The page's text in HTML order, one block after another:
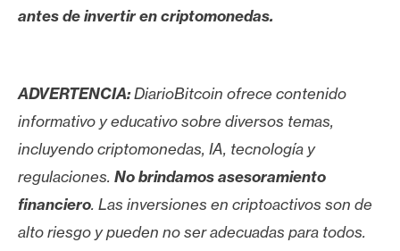
antes de invertir en criptomonedas.
ADVERTENCIA:DiarioBitcoin ofrece contenido
informativo y educativo sobre diversos temas,
incluyendo criptomonedas, IA, tecnología y
regulaciones. No brindamos asesoramiento
financiero. Las inversiones en criptoactivos son de
alto riesgo y pueden no ser adecuadas para todos.